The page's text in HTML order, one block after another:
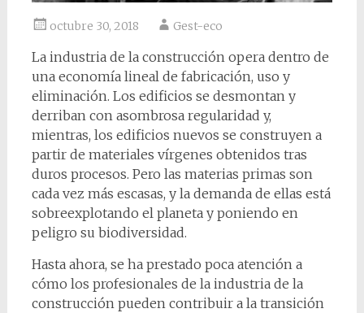
octubre 30, 2018 Gest-eco
La industria de la construcción opera dentro de
una economía lineal de fabricación, uso y
eliminación. Los edificios se desmontan y
derriban con asombrosa regularidad y,
mientras, los edificios nuevos se construyen a
partir de materiales vírgenes obtenidos tras
duros procesos. Pero las materias primas son
cada vez más escasas, y la demanda de ellas está
sobreexplotando el planeta y poniendo en
peligro su biodiversidad.
Hasta ahora, se ha prestado poca atención a
cómo los profesionales de la industria de la
construcción pueden contribuir a la transición